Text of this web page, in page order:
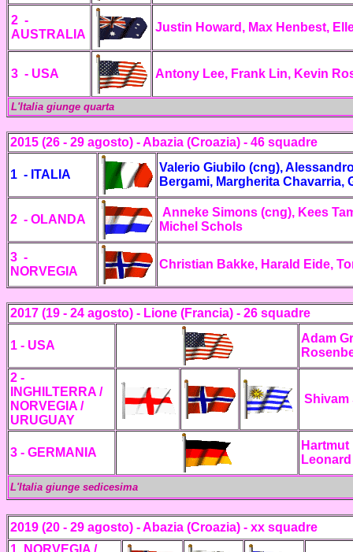
2 -
AUSTRALIA
Justin Howard, Max Henbest,
3 - USA Antony Lee, Frank Lin, Kevin
L'Italia giunge quarta
2015 (26 - 29 agosto) - Abazia (Croazia) - 46 squadre
1 - ITALIA
Valerio Giubilo (cng),
Bergami, Margherita Chavarria,
2 - OLANDA
Anneke Simons (cng), Kees
Michel Schols
3 -
NORVEGIA
Christian Bakke, Harald Eide,
2017 (19 - 24 agosto) - Lione (Francia) - 26 squadre
1 - USA
Adam
2 -
INGHILTERRA /
NORVEGIA /
URUGUAY
Shivam
3 - GERMANIA
L'Italia giunge sedicesima
2019 (20 - 29 agosto) - Abazia (Croazia) - xx squadre
1. NORVEGIA /